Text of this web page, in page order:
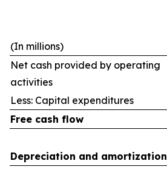
(In millions)
Net cash provided by operating
activities
Less: Capital expenditures
Free cash flow
Depreciation and amortization